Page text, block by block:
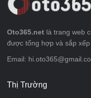
Oto365.net là trang web
được tổng hợp và sắp
Email:
Thị Trường